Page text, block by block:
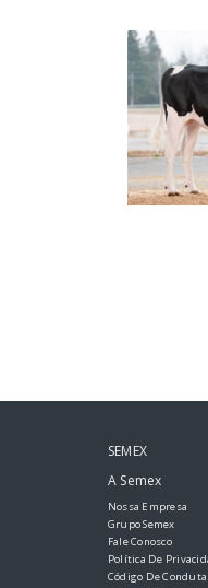
SEMEX
A Semex
Nossa Empresa
Grupo Semex
Fale Conosco
Política De
Código De Conduta